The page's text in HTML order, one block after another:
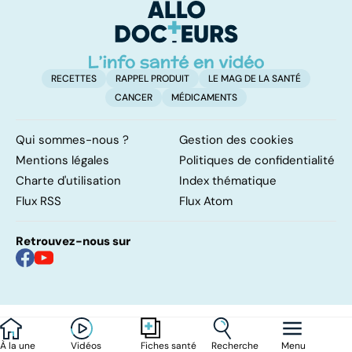
À la une Vidéos Fiches santé Recherche Menu
RECETTES RAPPEL PRODUIT
LE MAG DE LA SANTÉ
CANCER
MÉDICAMENTS
Qui sommes-nous ?
Gestion des cookies
Mentions légales
Politiques de confidentialité
Charte d'utilisation
Index thématique
Flux RSS
Flux Atom
Retrouvez-nous sur